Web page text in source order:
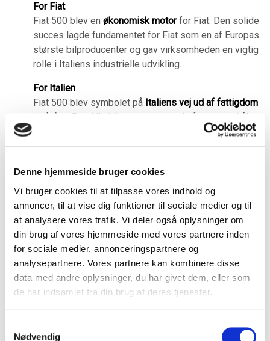
Denne hjemmeside bruger cookies
Vi bruger cookies til at tilpasse vores indhold og
annoncer, til at vise dig funktioner til sociale medier og til
at analysere vores trafik. Vi deler også oplysninger om
din brug af vores hjemmeside med vores partnere inden
for sociale medier, annonceringspartnere og
analysepartnere. Vores partnere kan kombinere disse
data med andre oplysninger, du har givet dem, eller som
de har indsamlet fra din brug af deres tjenester.
Nødvendig
For Fiat
Fiat 500 blev en økonomisk motorfor Fiat. Den solide
succes lagde fundamentet for Fiat som en af Europas
største bilproducenter og gav virksomheden en vigtig
rolle i Italiens industrielle udvikling.
For Italien
Fiat 500 blev symbolet på Italiens vej ud af fattigdom
og krise
. Den lille bil repræsenterede fremgang, håb
og troen på en lysere fremtid. Den blev også et
kulturelt ikon, der dukkede op i film, reklamer og kunst
Bilen repræsenterede også den italienske
opfindsomhed og designfilosofi. I et land kendt for
mode, mad og kunst, formåede Fiat 500 at blive en
designklassiker. Den var lille, men stilfuld – en
rullende repræsentant for italiensk elegance i
miniatureformat.
For Italienerne
For almindelige italienere var Fiat 500 ofte den
, de nogensinde ejede. Den skabte
søndagsudflugt eller ferie uden at være afhængige af